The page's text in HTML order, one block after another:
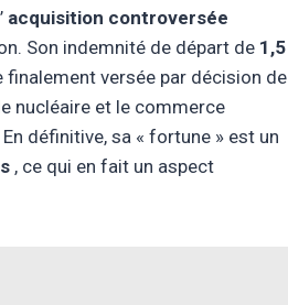
acquisition controversée
Son indemnité de départ de 1,5
finalement versée par décision de
nucléaire et le commerce
définitive, sa « fortune » est un
, ce qui en fait un aspect